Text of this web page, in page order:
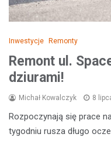
Inwestycje Remonty
Remont ul.
dziurami!
Michał Kowalczyk 8
Rozpoczynają się prace
tygodniu rusza długo